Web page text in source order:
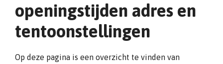
openingstijden adres en
tentoonstellingen
Op deze pagina is een overzicht te vinden van